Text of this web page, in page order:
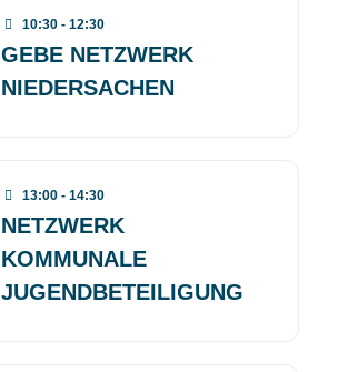
10:30 - 12:30
GEBE NETZWERK
NIEDERSACHEN
13:00 - 14:30
NETZWERK
KOMMUNALE
JUGENDBETEILIGUNG